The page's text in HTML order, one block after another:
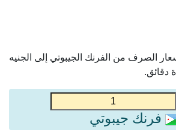
الصرف من الفرنك الجيبوتي إلى الجنيه
دقائق.
فرنك جيبوتي